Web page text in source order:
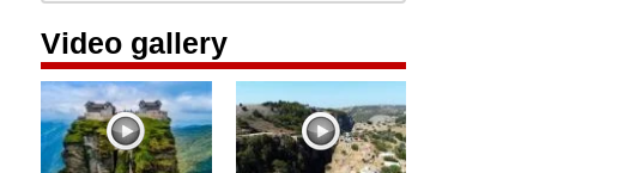
Video gallery